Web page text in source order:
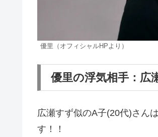
優里（オフィシャルHPより）
優里の浮気相手：広
広瀬すず似のA子(20代)さん
す！！